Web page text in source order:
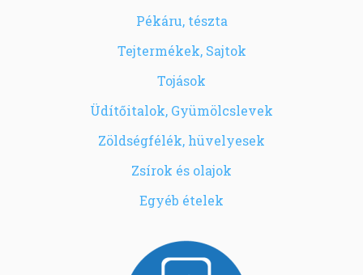
Pékáru, tészta
Tejtermékek, Sajtok
Tojások
Üdítőitalok, Gyümölcslevek
Zöldségfélék, hüvelyesek
Zsírok és olajok
Egyéb ételek